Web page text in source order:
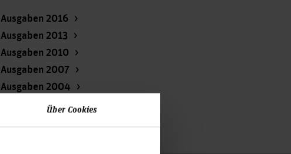
Über Cookies
Ausgaben 2016
Ausgaben 2013
Ausgaben 2010
Ausgaben 2007
Ausgaben 2004